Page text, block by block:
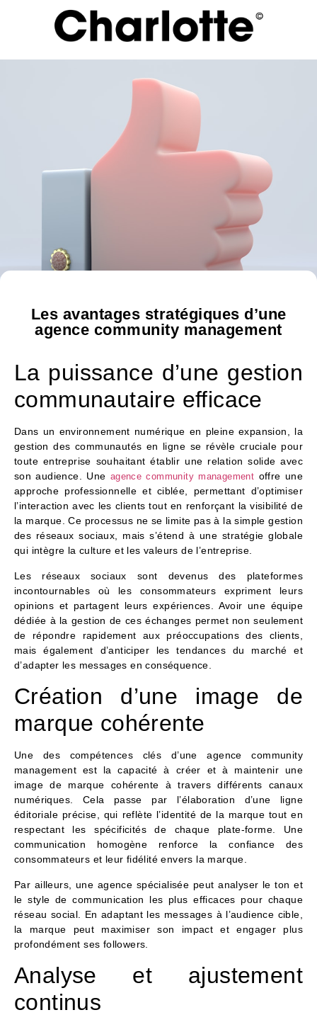
Les avantages stratégiques d’une
agence community management
La puissance d’une gestion
communautaire efficace
Dans un environnement numérique en pleine expansion, la
gestion des communautés en ligne se révèle cruciale pour
toute entreprise souhaitant établir une relation solide avec
son audience. Une agence community management offre une
approche professionnelle et ciblée, permettant d’optimiser
l’interaction avec les clients tout en renforçant la visibilité de
la marque. Ce processus ne se limite pas à la simple gestion
des réseaux sociaux, mais s’étend à une stratégie globale
qui intègre la culture et les valeurs de l’entreprise.
Les réseaux sociaux sont devenus des plateformes
incontournables où les consommateurs expriment leurs
opinions et partagent leurs expériences. Avoir une équipe
dédiée à la gestion de ces échanges permet non seulement
de répondre rapidement aux préoccupations des clients,
mais également d’anticiper les tendances du marché et
d’adapter les messages en conséquence.
Création d’une image de
marque cohérente
Une des compétences clés d’une agence community
management est la capacité à créer et à maintenir une
image de marque cohérente à travers différents canaux
numériques. Cela passe par l’élaboration d’une ligne
éditoriale précise, qui reflète l’identité de la marque tout en
respectant les spécificités de chaque plate-forme. Une
communication homogène renforce la confiance des
consommateurs et leur fidélité envers la marque.
Par ailleurs, une agence spécialisée peut analyser le ton et
le style de communication les plus efficaces pour chaque
réseau social. En adaptant les messages à l’audience cible,
la marque peut maximiser son impact et engager plus
profondément ses followers.
Analyse et ajustement
continus